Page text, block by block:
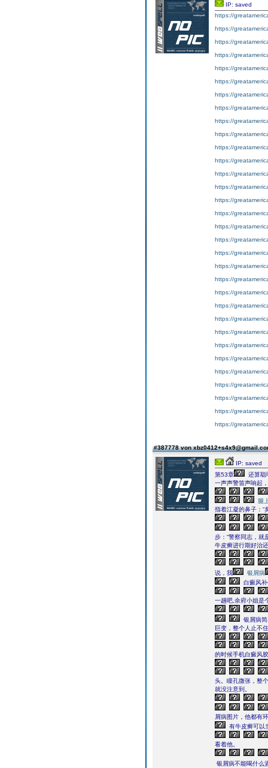
IP: saved
https://
https://
https://
https://
https://
https://
https://
https://
https://
https://
https://
https://
https://
https://
https://
https://
https://
https://
https://
https://
https://
https://
https://
https://
https://
https://
https://
https://
https://
https://
https://
https://
#387778 von
IP: saved
第53章
还算聪
一声声警笛声响起
腿
指着江凝的鼻子：“
步：“警察同志，就
牛皮癣进行期好治
说，我
银屑病
白癜风
一趟吧,余府小姐是
银屑病
巨变，整个人止不
的时候手机白癜风
头。瞳孔微张，整
就没注意到。
屑病图片，他都有
有牛皮癣可以
看着他。
银屑病不能喝什么